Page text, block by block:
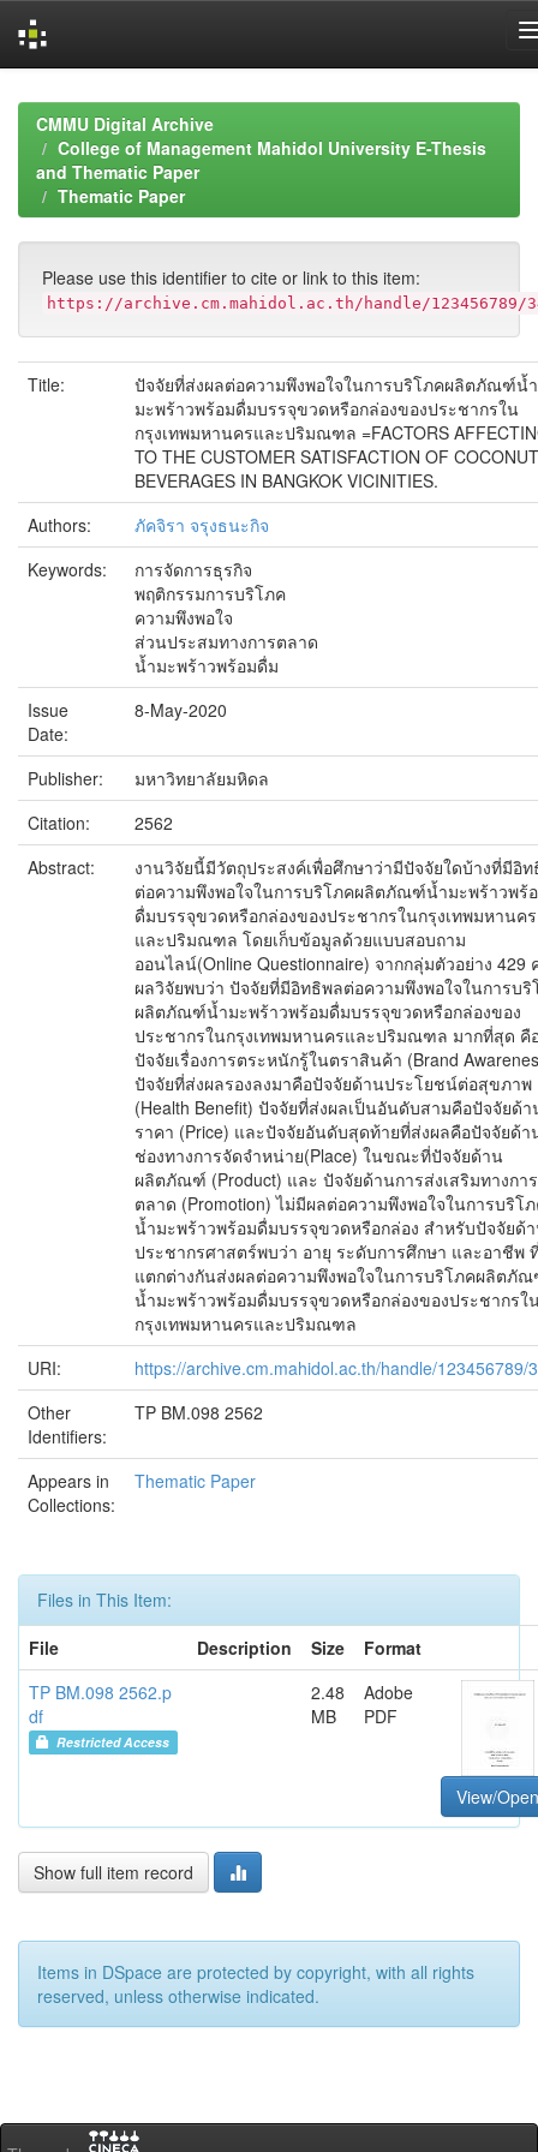
navigationCMMU Digital Archive
College of Management Mahidol University E-Thesis
and Thematic Paper
Thematic Paper
Please use this identifier to cite or link to this item:
https://archive.cm.mahidol.ac.th/handle/123456789/
Title:
ปัจจัยที่ส่งผลต่อความพึงพอใจในการบริโภคผลิตภัณฑ์น้ำ
มะพร้าวพร้อมดื่มบรรจุขวดหรือกล่องของประชากรใน
กรุงเทพมหานครและปริมณฑล =FACTORS
TO THE CUSTOMER SATISFACTION OF COCONUT
BEVERAGES IN BANGKOK VICINITIES.
Authors:
ภัคจิรา จรุงธนะกิจ
Keywords:
การจัดการธุรกิจ
พฤติกรรมการบริโภค
ความพึงพอใจ
ส่วนประสมทางการตลาด
น้ำมะพร้าวพร้อมดื่ม
Issue
Date:
8-May-2020
Publisher:
มหาวิทยาลัยมหิดล
Citation:
2562
Abstract:
งานวิจัยนี้มีวัตถุประสงค์เพื่อศึกษาว่ามีปัจจัยใดบ้างที่มีอิ
ต่อความพึงพอใจในการบริโภคผลิตภัณฑ์น้ำมะพร้าวพร้
ดื่มบรรจุขวดหรือกล่องของประชากรในกรุงเทพมหานคร
และปริมณฑล โดยเก็บข้อมูลด้วยแบบสอบถาม
ออนไลน์(Online Questionnaire) จากกลุ่มตัวอย่าง 429
ผลวิจัยพบว่า ปัจจัยที่มีอิทธิพลต่อความพึงพอใจในการบริ
ผลิตภัณฑ์น้ำมะพร้าวพร้อมดื่มบรรจุขวดหรือกล่องของ
ประชากรในกรุงเทพมหานครและปริมณฑล มากที่สุด คื
ปัจจัยเรื่องการตระหนักรู้ในตราสินค้า (Brand
ปัจจัยที่ส่งผลรองลงมาคือปัจจัยด้านประโยชน์ต่อสุขภาพ
(Health Benefit) ปัจจัยที่ส่งผลเป็นอันดับสามคือปัจจัยด้า
ราคา (Price) และปัจจัยอันดับสุดท้ายที่ส่งผลคือปัจจัยด้า
ช่องทางการจัดจำหน่าย(Place) ในขณะที่ปัจจัยด้าน
ผลิตภัณฑ์ (Product) และ ปัจจัยด้านการส่งเสริมทางการ
ตลาด (Promotion) ไม่มีผลต่อความพึงพอใจในการบริโ
น้ำมะพร้าวพร้อมดื่มบรรจุขวดหรือกล่อง สำหรับปัจจัยด้
ประชากรศาสตร์พบว่า อายุ ระดับการศึกษา และอาชีพ
แตกต่างกันส่งผลต่อความพึงพอใจในการบริโภคผลิตภั
น้ำมะพร้าวพร้อมดื่มบรรจุขวดหรือกล่องของประชากรใ
กรุงเทพมหานครและปริมณฑล
URI:
https://archive.cm.mahidol.ac.th/handle/123456789/
Other
Identifiers:
TP BM.098 2562
Appears in
Collections:
Thematic Paper
Files in This Item:
File
Description Size
Format
TP BM.098 2562.p
df
Restricted Access
2.48
MB
Adobe
PDF
View/Open
Show full item record
Items in DSpace are protected by copyright, with all rights
reserved, unless otherwise indicated.